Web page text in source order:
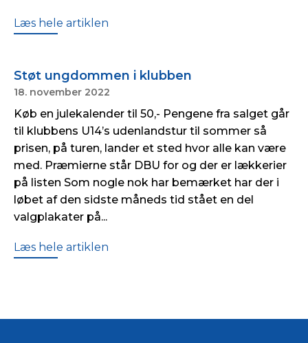
Læs hele artiklen
Støt ungdommen i klubben
18. november 2022
Køb en julekalender til 50,- Pengene fra salget går
til klubbens U14’s udenlandstur til sommer så
prisen, på turen, lander et sted hvor alle kan være
med. Præmierne står DBU for og der er lækkerier
på listen Som nogle nok har bemærket har der i
løbet af den sidste måneds tid stået en del
valgplakater på...
Læs hele artiklen